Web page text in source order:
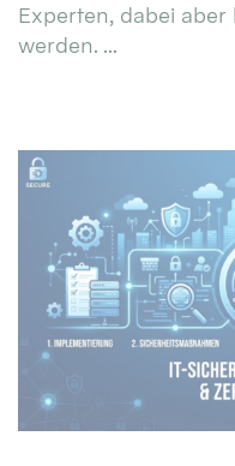
Experten, dabei
werden. ...